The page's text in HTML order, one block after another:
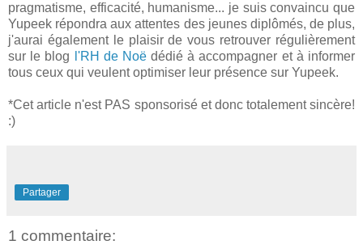
pragmatisme, efficacité, humanisme... je suis convaincu que
Yupeek répondra aux attentes des jeunes diplômés, de plus,
j'aurai également le plaisir de vous retrouver régulièrement
sur le blog
l'RH de Noëdédié à accompagner et à informer
tous ceux qui veulent optimiser leur présence sur Yupeek.
*Cet article n'est PAS sponsorisé et donc totalement sincère!
:)
Partager
1 commentaire: